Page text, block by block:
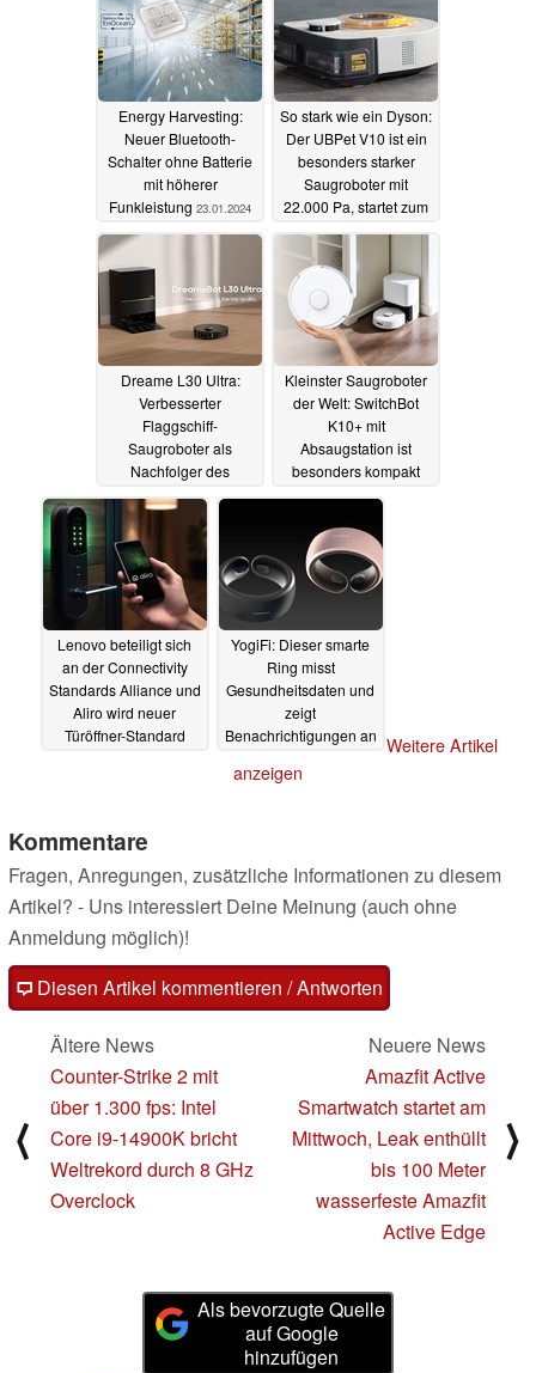
Energy Harvesting:
Neuer Bluetooth-
Schalter ohne Batterie
mit höherer
Funkleistung 23.01.2024
So stark wie ein Dyson:
Der UBPet V10 ist ein
besonders starker
Saugroboter mit
22.000 Pa, startet zum
Vorzugspreis12.12.2023
Dreame L30 Ultra:
Verbesserter
Flaggschiff-
Saugroboter als
Nachfolger des
Dreame L20 Ultra ist
schon da
27.11.2023
Kleinster Saugroboter
der Welt: SwitchBot
K10+ mit
Absaugstation ist
besonders kompakt
und startet mit Rabatt
Lenovo beteiligt sich
an der Connectivity
Standards Alliance und
Aliro wird neuer
Türöffner-Standard
YogiFi: Dieser smarte
Ring misst
Gesundheitsdaten und
zeigt
Benachrichtigungen an
Riesen-Rabatt zu
Weitere Artikel
anzeigen
Kommentare
Fragen, Anregungen, zusätzliche Informationen zu diesem
Artikel? - Uns interessiert Deine Meinung (auch ohne
Anmeldung möglich)!
Diesen Artikel kommentieren / Antworten
⟨
Ältere News
Counter-Strike 2 mit
über 1.300 fps: Intel
Core i9-14900K bricht
Weltrekord durch 8 GHz
Overclock
Neuere News
Amazfit Active
Smartwatch startet am
Mittwoch, Leak enthüllt
bis 100 Meter
wasserfeste Amazfit
Active Edge
⟩
Als bevorzugte Quelle
auf Google
hinzufügen